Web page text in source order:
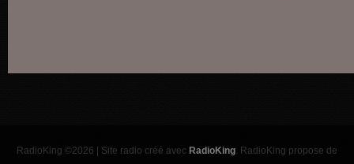
RadioKing ©2026 | Site radio créé avec RadioKing. RadioKing propose de